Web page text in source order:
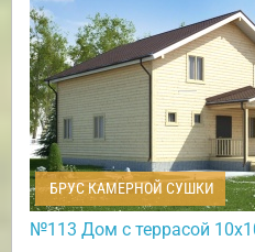
БРУС КАМЕРНОЙ СУШКИ
№113 Дом с террасой